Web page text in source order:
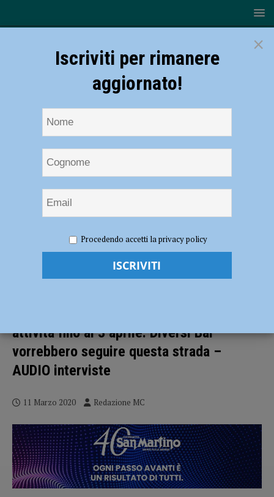
Piacenza molti commercianti hanno deciso di chiudere le attività fino al
3 aprile. Diversi Bar vorrebbero seguire questa strada – AUDIO
attività fino al 3 aprile. Diversi Bar
vorrebbero seguire questa strada –
AUDIO interviste
11 Marzo 2020 Redazione MC
×
Iscriviti per rimanere
aggiornato!
Procedendo accetti la privacy policy